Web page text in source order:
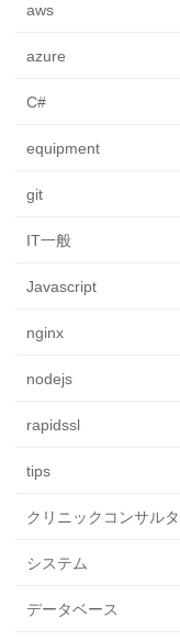
aws
azure
C#
equipment
git
IT一般
Javascript
nginx
nodejs
rapidssl
tips
クリニックコンサル
システム
データベース